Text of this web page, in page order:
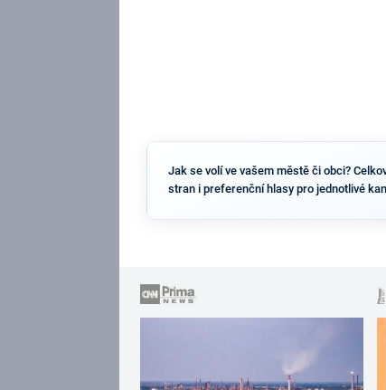
Jak se volí ve vašem městě či obci?
stran i preferenční hlasy pro jednotlivé